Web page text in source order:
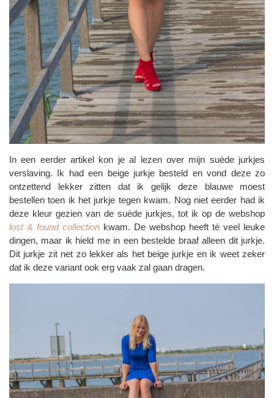
In een eerder artikel kon je al lezen over mijn suède jurkjes
verslaving. Ik had een beige jurkje besteld en vond deze zo
ontzettend lekker zitten dat ik gelijk deze blauwe moest
bestellen toen ik het jurkje tegen kwam. Nog niet eerder had ik
deze kleur gezien van de suède jurkjes, tot ik op de webshop
lost & found collection kwam. De webshop heeft té veel leuke
dingen, maar ik hield me in een bestelde braaf alleen dit jurkje.
Dit jurkje zit net zo lekker als het beige jurkje en ik weet zeker
dat ik deze variant ook erg vaak zal gaan dragen.